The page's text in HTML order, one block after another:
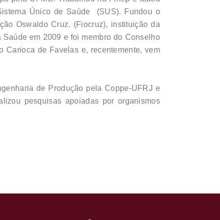
Único de Saúde (SUS). Fundou o
Oswaldo Cruz. (Fiocruz), instituição da
em 2009 e foi membro do Conselho
Carioca de Favelas e, recentemente, vem
de Produção pela Coppe-UFRJ e
pesquisas apoiadas por organismos